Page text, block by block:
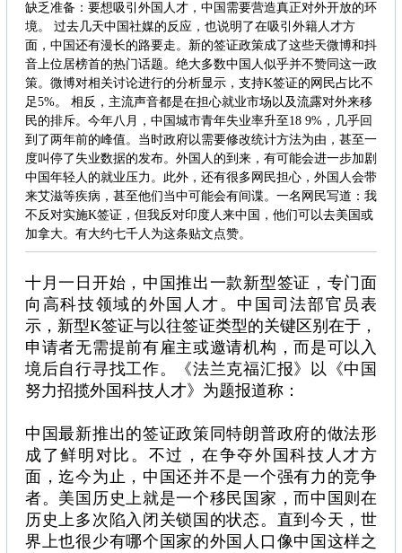
缺乏准备：要想吸引外国人才，中国需要营造真正对外开放的环
境。 过去几天中国社媒的反应，也说明了在吸引外籍人才方
面，中国还有漫长的路要走。新的签证政策成了这些天微博和抖
音上位居榜首的热门话题。绝大多数中国人似乎并不赞同这一政
策。微博对相关讨论进行的分析显示，支持K签证的网民占比不
足5%。 相反，主流声音都是在担心就业市场以及流露对外来移
民的排斥。今年八月，中国城市青年失业率升至18 9%，几乎回
到了两年前的峰值。当时政府以需要修改统计方法为由，甚至一
度叫停了失业数据的发布。外国人的到来，有可能会进一步加剧
中国年轻人的就业压力。此外，还有很多网民担心，外国人会带
来艾滋等疾病，甚至他们当中可能会有间谍。一名网民写道：我
不反对实施K签证，但我反对印度人来中国，他们可以去美国或
加拿大。有大约七千人为这条贴文点赞。
十月一日开始，中国推出一款新型签证，专门面
向高科技领域的外国人才。中国司法部官员表
示，新型K签证与以往签证类型的关键区别在于，
申请者无需提前有雇主或邀请机构，而是可以入
境后自行寻找工作。《法兰克福汇报》以《中国
努力招揽外国科技人才》为题报道称：
中国最新推出的签证政策同特朗普政府的做法形
成了鲜明对比。不过，在争夺外国科技人才方
面，迄今为止，中国还并不是一个强有力的竞争
者。美国历史上就是一个移民国家，而中国则在
历史上多次陷入闭关锁国的状态。直到今天，世
界上也很少有哪个国家的外国人口像中国这样之